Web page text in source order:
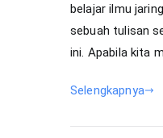
belajar ilmu
sebuah tulisan
ini. Apabila kita
Selengkapnya